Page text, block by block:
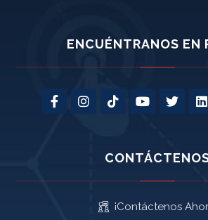
ENCUÉNTRANOS EN
¡Contáctenos